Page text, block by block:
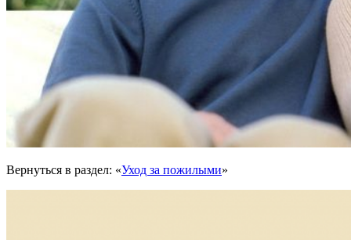
Вернуться в раздел: «Уход за пожилыми»